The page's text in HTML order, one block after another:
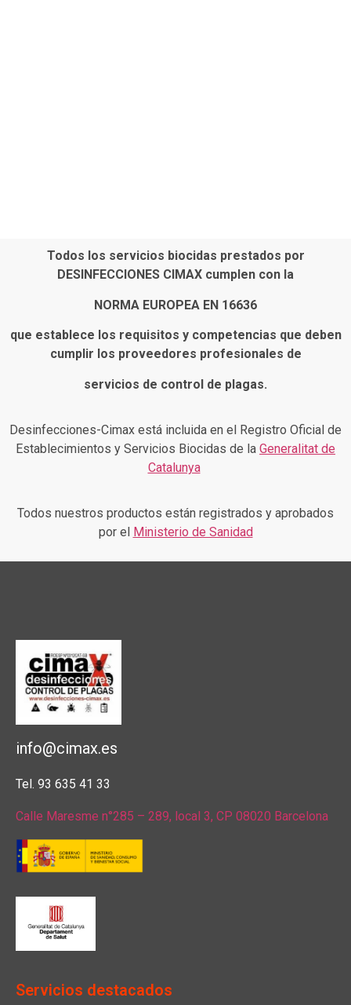
Todos los servicios biocidas prestados por
DESINFECCIONES CIMAX cumplen con la
NORMA EUROPEA EN 16636
que establece los requisitos y competencias que deben
cumplir los proveedores profesionales de
servicios de control de plagas.
Desinfecciones-Cimax está incluida en el Registro Oficial de
Establecimientos y Servicios Biocidas de la Generalitat de
Catalunya
Todos nuestros productos están registrados y aprobados
por el
Ministerio de Sanidad
info@cimax.es
Tel. 93 635 41 33
Calle Maresme n°285 – 289, local 3, CP 08020 Barcelona
Servicios destacados